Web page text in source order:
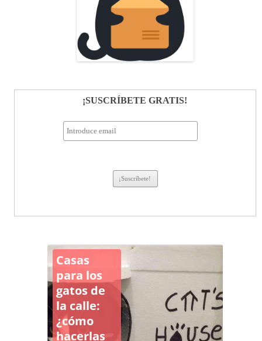
¡SUSCRÍBETE GRATIS!
Casas
para los
gatos de
la calle:
¿cómo
hacerlas